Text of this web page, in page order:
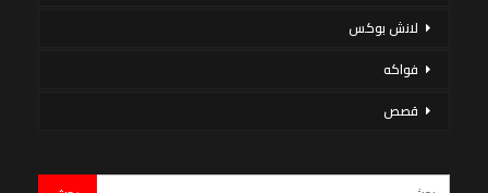
لانش بوكس
فواكه
قصص